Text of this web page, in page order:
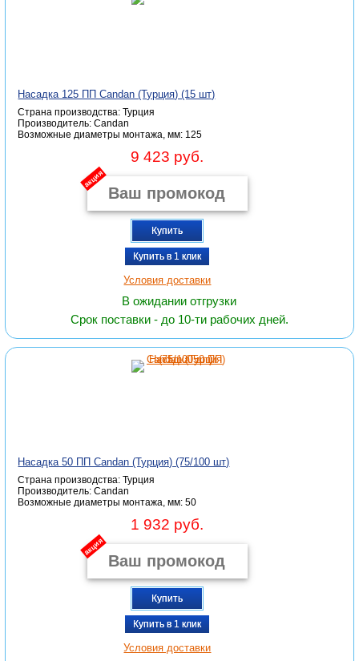
Насадка 125 ПП Candan (Турция) (15 шт)
Страна производства: Турция
Производитель: Candan
Возможные диаметры монтажа, мм: 125
9 423 руб.
акция
Купить
Купить в 1 клик
Условия доставки
В ожидании отгрузки
Срок поставки - до 10-ти рабочих дней.
Насадка 50 ПП Candan (Турция) (75/100 шт)
Страна производства: Турция
Производитель: Candan
Возможные диаметры монтажа, мм: 50
1 932 руб.
акция
Купить
Купить в 1 клик
Условия доставки